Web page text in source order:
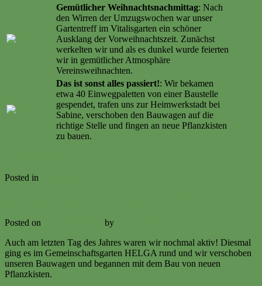
Gemütlicher Weihnachtsnachmittag: Nach
den Wirren der Umzugswochen war unser
Gartentreff im Vitalisgarten ein schöner
Ausklang der Vorweihnachtszeit. Zunächst
werkelten wir und als es dunkel wurde feierten
wir in gemütlicher Atmosphäre
Vereinsweihnachten.
Das ist sonst alles passiert!: Wir bekamen
etwa 40 Einwegpaletten von einer Baustelle
gespendet, trafen uns zur Heimwerkstadt bei
Sabine, verschoben den Bauwagen auf die
richtige Stelle und fingen an neue Pflanzkisten
zu bauen.
Posted in
Posted on by
Auch am letzten Tag des Jahres waren wir nochmal aktiv! Diesmal
ging es im Gemeinschaftsgarten HELGA rund und wir verschoben
unseren Bauwagen und begannen mit dem Bau von neuen
Pflanzkisten.